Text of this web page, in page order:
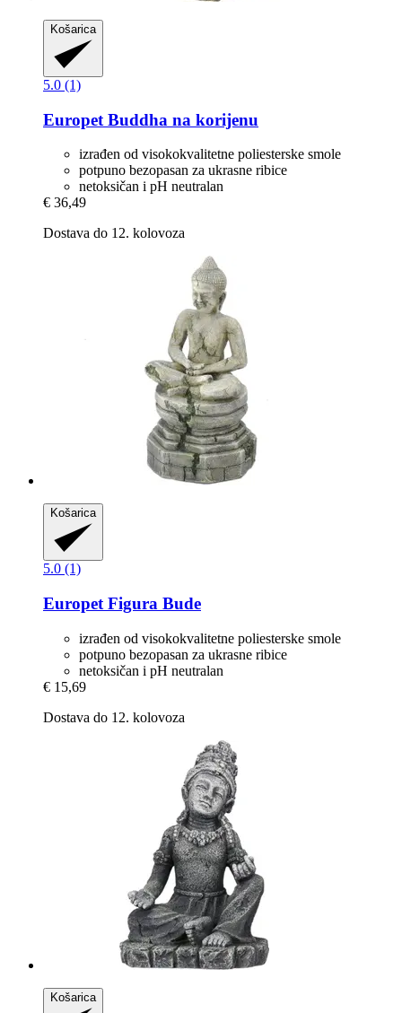
Košarica
5.0 (1)
Europet Buddha na korijenu
izrađen od visokokvalitetne poliesterske smole
potpuno bezopasan za ukrasne ribice
netoksičan i pH neutralan
€ 36,49
Dostava do 12. kolovoza
Košarica
5.0 (1)
Europet Figura Bude
izrađen od visokokvalitetne poliesterske smole
potpuno bezopasan za ukrasne ribice
netoksičan i pH neutralan
€ 15,69
Dostava do 12. kolovoza
Košarica